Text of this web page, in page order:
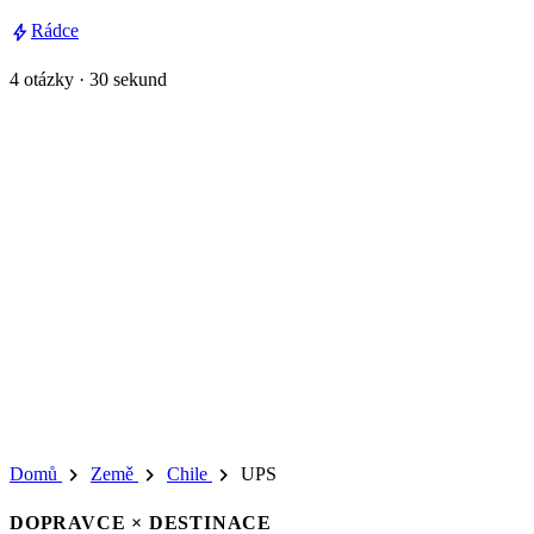
boltRádce
4 otázky · 30 sekund
Domů chevron_right Země chevron_right Chile chevron_right UPS
DOPRAVCE × DESTINACE